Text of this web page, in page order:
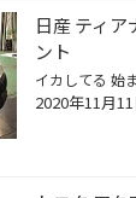
日産 ティア
ント
2020年11月